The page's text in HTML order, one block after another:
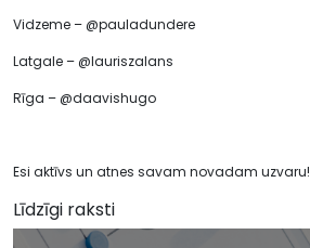
Vidzeme – @pauladundere
Latgale – @lauriszalans
Rīga – @daavishugo
Esi aktīvs un atnes savam novadam uzvaru!
Līdzīgi raksti